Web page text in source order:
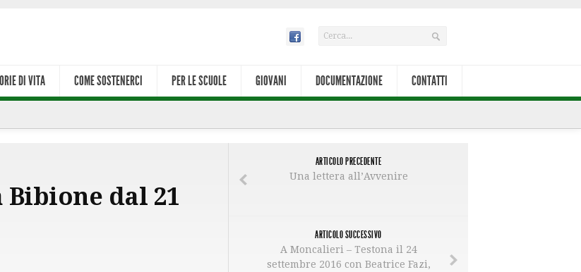
DI VITA COME SOSTENERCI PER LE SCUOLE GIOVANI DOCUMENTAZIONE CONTATTI
Bibione dal 21
ARTICOLO PRECEDENTE
Una lettera all’Avvenire
ARTICOLO SUCCESSIVO
A Moncalieri – Testona il 24
settembre 2016 con Beatrice Fazi,